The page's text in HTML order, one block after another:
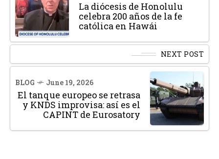
La diócesis de Honolulu
celebra 200 años de la fe
católica en Hawái
NEXT POST
BLOG June 19, 2026
El tanque europeo se retrasa
y KNDS improvisa: así es el
CAPINT de Eurosatory